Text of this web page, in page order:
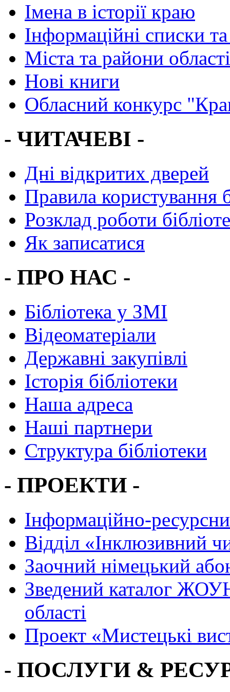
Імена в історії краю
Інформаційні списки
Міста та райони області
Нові книги
Обласний конкурс
- ЧИТАЧЕВІ -
Дні відкритих дверей
Правила користування
Розклад роботи
Як записатися
- ПРО НАС -
Бібліотека у ЗМІ
Відеоматеріали
Державні закупівлі
Історія бібліотеки
Наша адреса
Наші партнери
Структура бібліотеки
- ПРОЕКТИ -
Інформаційно-
Вiддiл «Інклюзивний
Заочний німецький
Зведений каталог
області
Проект «Мистецькі
- ПОСЛУГИ &